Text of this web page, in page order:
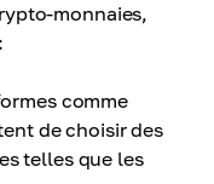
monnaies,
comme
de choisir des
telles que les